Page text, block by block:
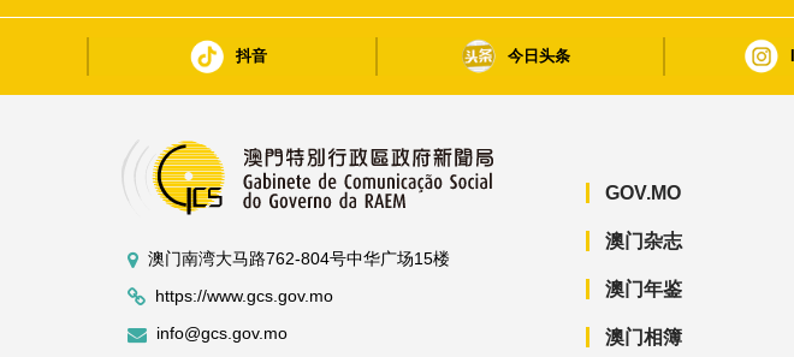
抖音 今日头条
澳门南湾大马路762-804号中华广场15楼
https://www.gcs.gov.mo
info@gcs.gov.mo
GOV.MO
澳门杂志
澳门年鉴
澳门相簿